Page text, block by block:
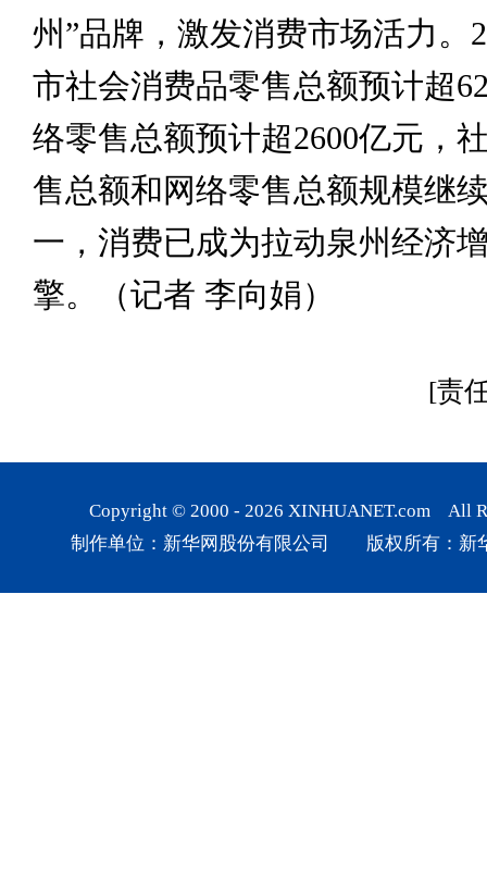
州”品牌，激发消费市场活力。
市社会消费品零售总额预计超
络零售总额预计超2600亿元，
售总额和网络零售总额规模继
一，消费已成为拉动泉州经济
擎。（记者 李向娟）
[责
Copyright © 2000 - 2026 XINHUANET.com All
制作单位：新华网股份有限公司 版权所有：新